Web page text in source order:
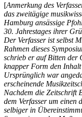
[Anmerkung des
das zweitägige
Hamburg ansässige
30. Jahrestages ihrer
Der Verfasser ist selbst
Rahmen dieses
schrieb er auf Bitten der
knapper Form den Inhalt
Ursprünglich war
erscheinende
Nachdem die Zeitschrift
dem Verfasser um einen
selbiger in